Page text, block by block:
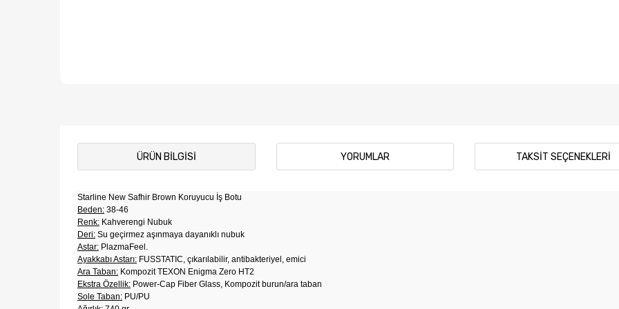
ÜRÜN BILGISI YORUMLAR TAKSIT SEÇENEKLERI
Starline New Safhir Brown Koruyucu İş Botu
Beden: 38-46
Renk: Kahverengi Nubuk
Deri: Su geçirmez aşınmaya dayanıklı nubuk
Astar: PlazmaFeel.
Ayakkabı Astarı: FUSSTATIC, çıkarılabilir, antibakteriyel, emici
Ara Taban: Kompozit TEXON Enigma Zero HT2
Ekstra Özellik: Power-Cap Fiber Glass, Kompozit burun/ara taban
Sole Taban: PU/PU